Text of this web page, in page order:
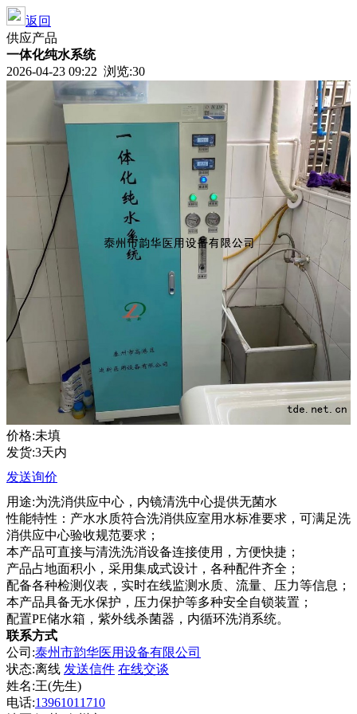
返回
供应产品
一体化纯水系统
2026-04-23 09:22 浏览:30
价格:未填
发货:3天内
发送询价
用途:为洗消供应中心，内镜清洗中心提供无菌水
性能特性：产水水质符合洗消供应室用水标准要求，可满足洗
消供应中心验收规范要求；
本产品可直接与清洗洗消设备连接使用，方便快捷；
产品占地面积小，采用集成式设计，各种配件齐全；
配备各种检测仪表，实时在线监测水质、流量、压力等信息；
本产品具备无水保护，压力保护等多种安全自锁装置；
配置PE储水箱，紫外线杀菌器，内循环洗消系统。
联系方式
公司:泰州市韵华医用设备有限公司
状态:离线 发送信件 在线交谈
姓名:王(先生)
电话:13961011710